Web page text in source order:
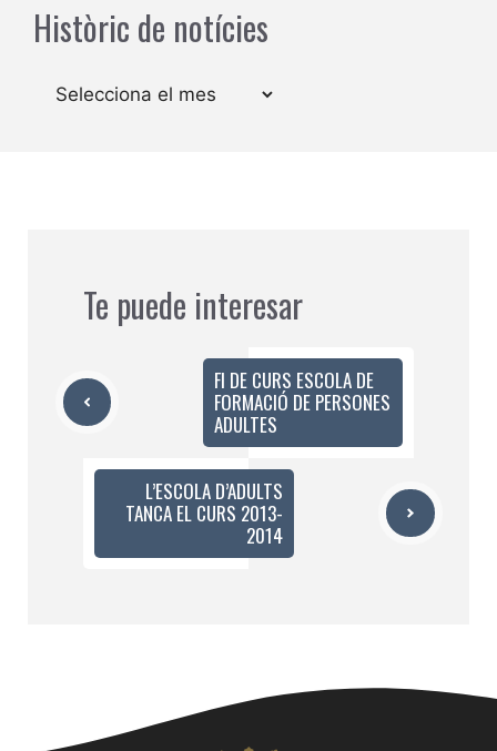
Històric de notícies
Arxius
Te puede interesar
FI DE CURS ESCOLA DE
FORMACIÓ DE PERSONES
ADULTES
L’ESCOLA D’ADULTS
TANCA EL CURS 2013-
2014